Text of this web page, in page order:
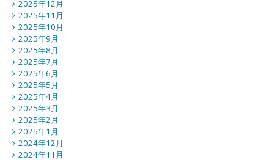
2025年12月
2025年11月
2025年10月
2025年9月
2025年8月
2025年7月
2025年6月
2025年5月
2025年4月
2025年3月
2025年2月
2025年1月
2024年12月
2024年11月